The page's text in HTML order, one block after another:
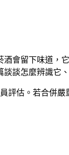
會留下味道，
談怎麼辨識它
評估。若合併嚴